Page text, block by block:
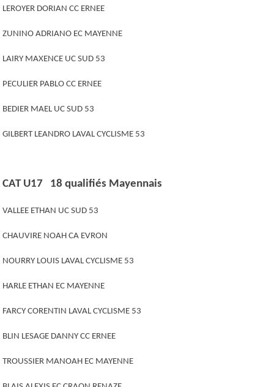
LEROYER DORIAN CC ERNEE
ZUNINO ADRIANO EC MAYENNE
LAIRY MAXENCE UC SUD 53
PECULIER PABLO CC ERNEE
BEDIER MAEL UC SUD 53
GILBERT LEANDRO LAVAL CYCLISME 53
CAT U17 18 qualifiés Mayennais
VALLEE ETHAN UC SUD 53
CHAUVIRE NOAH CA EVRON
NOURRY LOUIS LAVAL CYCLISME 53
HARLE ETHAN EC MAYENNE
FARCY CORENTIN LAVAL CYCLISME 53
BLIN LESAGE DANNY CC ERNEE
TROUSSIER MANOAH EC MAYENNE